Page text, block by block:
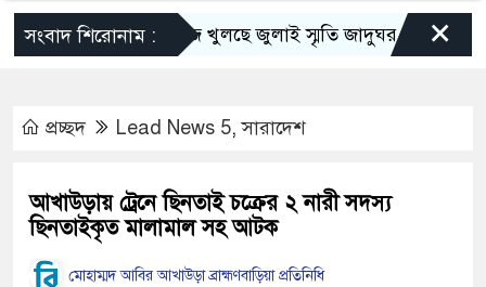
সংবাদ শিরোনাম :আজ খুলছে জুলাই স্মৃতি জাদুঘর, যা যা দেখবেন×
প্রচ্ছদ Lead News 5,সারাদেশ
আখাউড়ায় ট্রেনে ছিনতাই চক্রের ২ নারী সদস্য
ছিনতাইকৃত মালামাল সহ আটক
মোহাম্মদ আবির আখাউড়া ব্রাহ্মণবাড়িয়া প্রতিনিধি